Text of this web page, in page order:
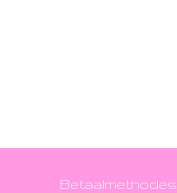
Betaalmethodes